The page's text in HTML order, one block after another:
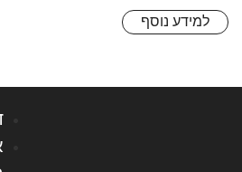
למידע נוסף